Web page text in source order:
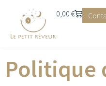
0,00 €
Politique